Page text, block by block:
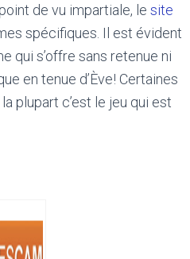
de vu impartiale, le site
spécifiques. Il est évident
qui s’offre sans retenue ni
en tenue d’Ève! Certaines
plupart c’est le jeu qui est